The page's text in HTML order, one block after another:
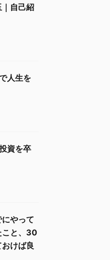
自己紹
人生を
資を卒
やって
こと、30
けば良